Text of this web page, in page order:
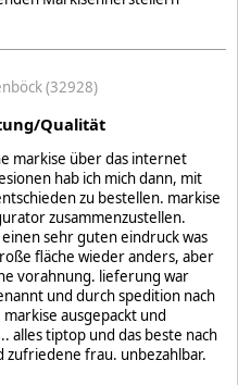
(32928)
Qualität
markise über das internet
hab ich mich dann, mit
zu bestellen. markise
zusammenzustellen.
sehr guten eindruck was
fläche wieder anders, aber
vorahnung. lieferung war
und durch spedition nach
ausgepackt und
alles tiptop und das beste nach
zufriedene frau. unbezahlbar.